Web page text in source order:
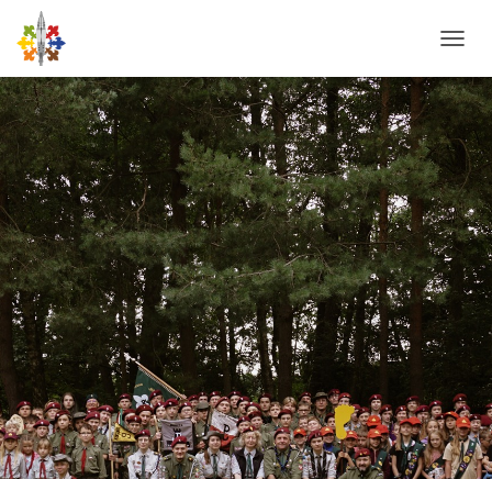
R
Z
Ł
Ą
Z
N
A
W
Ę